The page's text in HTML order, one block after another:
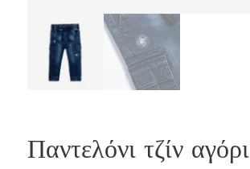
Παντελόνι τζίν αγόρι